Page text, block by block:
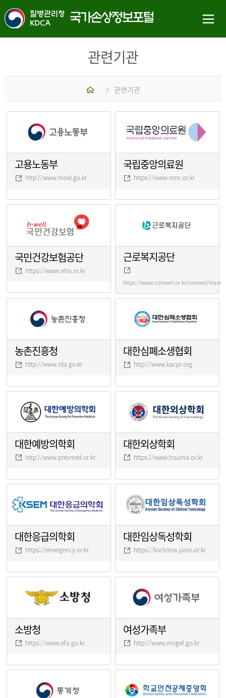
관련기관
홈 관련기관
고용노동부
http://www.moel.go.kr
국립중앙의료원
https://www.nmc.or.kr
국민건강보험공단
https://www.nhis.or.kr
근로복지공단
https://www.comwel.or.kr/comwel/
농촌진흥청
http://www.rda.go.kr
대한심폐소생협회
http://www.kacpr.org
대한예방의학회
http://www.prevmed.or.kr
대한외상학회
https://www.trauma.or.kr
대한응급의학회
https://emergency.or.kr
대한임상독성학회
https://ksclintox.jams.or.kr
소방청
https://www.nfa.go.kr
여성가족부
http://www.mogef.go.kr